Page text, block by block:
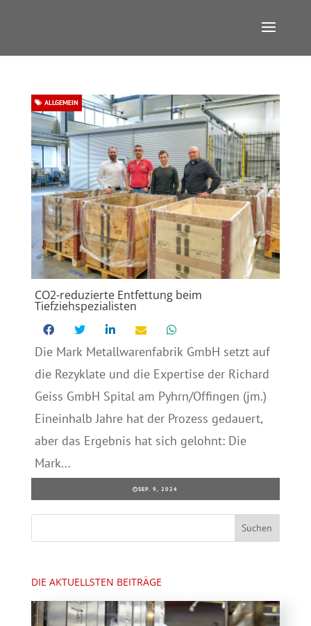
CO2-reduzierte Entfettung beim
Tiefziehspezialisten
ALLGEMEIN
Die Mark Metallwarenfabrik GmbH setzt auf
die Rezyklate und die Expertise der Richard
Geiss GmbH Spital am Pyhrn/Offingen (jm.)
Eineinhalb Jahre hat der Prozess gedauert,
aber das Ergebnis hat sich gelohnt: Die
Mark...
SEP. 9, 2024
DIE AKTUELLSTEN BEITRÄGE